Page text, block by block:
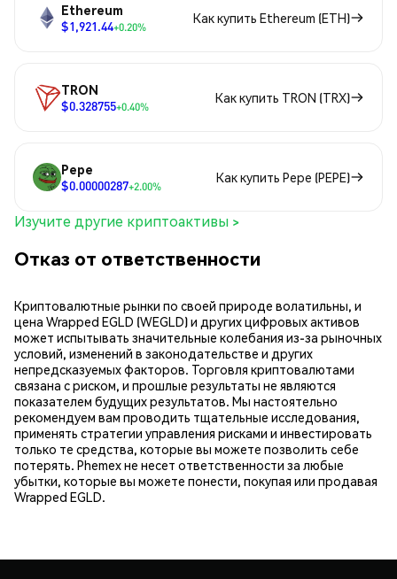
Ethereum
$1,921.44+0.20%
Как купить Ethereum (ETH)
TRON
$0.328755+0.40%
Как купить TRON (TRX)
Pepe
$0.00000287+2.00%
Как купить Pepe (PEPE)
Изучите другие криптоактивы >
Отказ от ответственности
Криптовалютные рынки по своей природе волатильны, и
цена Wrapped EGLD (WEGLD) и других цифровых активов
может испытывать значительные колебания из-за рыночных
условий, изменений в законодательстве и других
непредсказуемых факторов. Торговля криптовалютами
связана с риском, и прошлые результаты не являются
показателем будущих результатов. Мы настоятельно
рекомендуем вам проводить тщательные исследования,
применять стратегии управления рисками и инвестировать
только те средства, которые вы можете позволить себе
потерять. Phemex не несет ответственности за любые
убытки, которые вы можете понести, покупая или продавая
Wrapped EGLD.